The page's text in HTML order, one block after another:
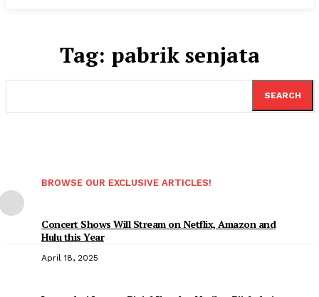
Tag: pabrik senjata
SEARCH
BROWSE OUR EXCLUSIVE ARTICLES!
Concert Shows Will Stream on Netflix, Amazon and
Hulu this Year
April 18, 2025